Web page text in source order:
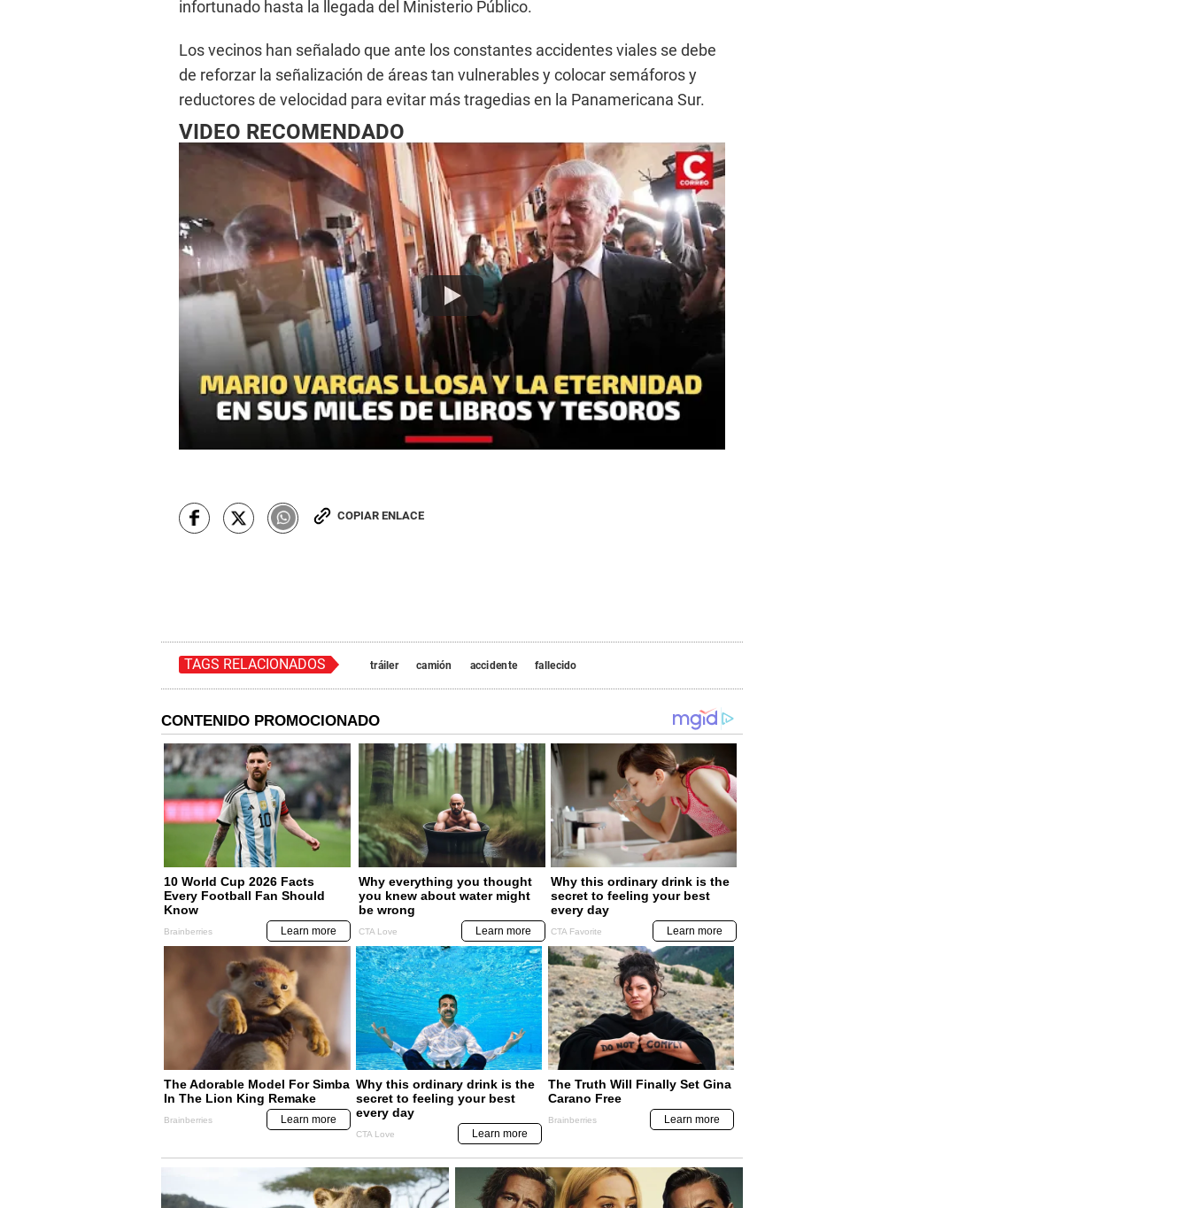
infortunado hasta la llegada del Ministerio Público.
Los vecinos han señalado que ante los constantes accidentes viales se debe
de reforzar la señalización de áreas tan vulnerables y colocar semáforos y
reductores de velocidad para evitar más tragedias en la Panamericana Sur.
VIDEO RECOMENDADO
COPIAR ENLACE
TAGS RELACIONADOS tráiler camión accidente fallecido